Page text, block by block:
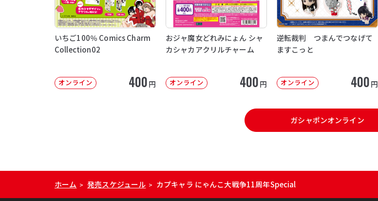
いちご100％ Comics Charm
Collection02
オンライン 400円
おジャ魔女どれみにょん シャ
カシャカアクリルチャーム
オンライン 400円
逆転裁判 つまんでつなげて
ますこっと
オンライン 400円
ガシャポンオンライン
ホーム > 発売スケジュール > カプキャラ にゃんこ大戦争11周年Special